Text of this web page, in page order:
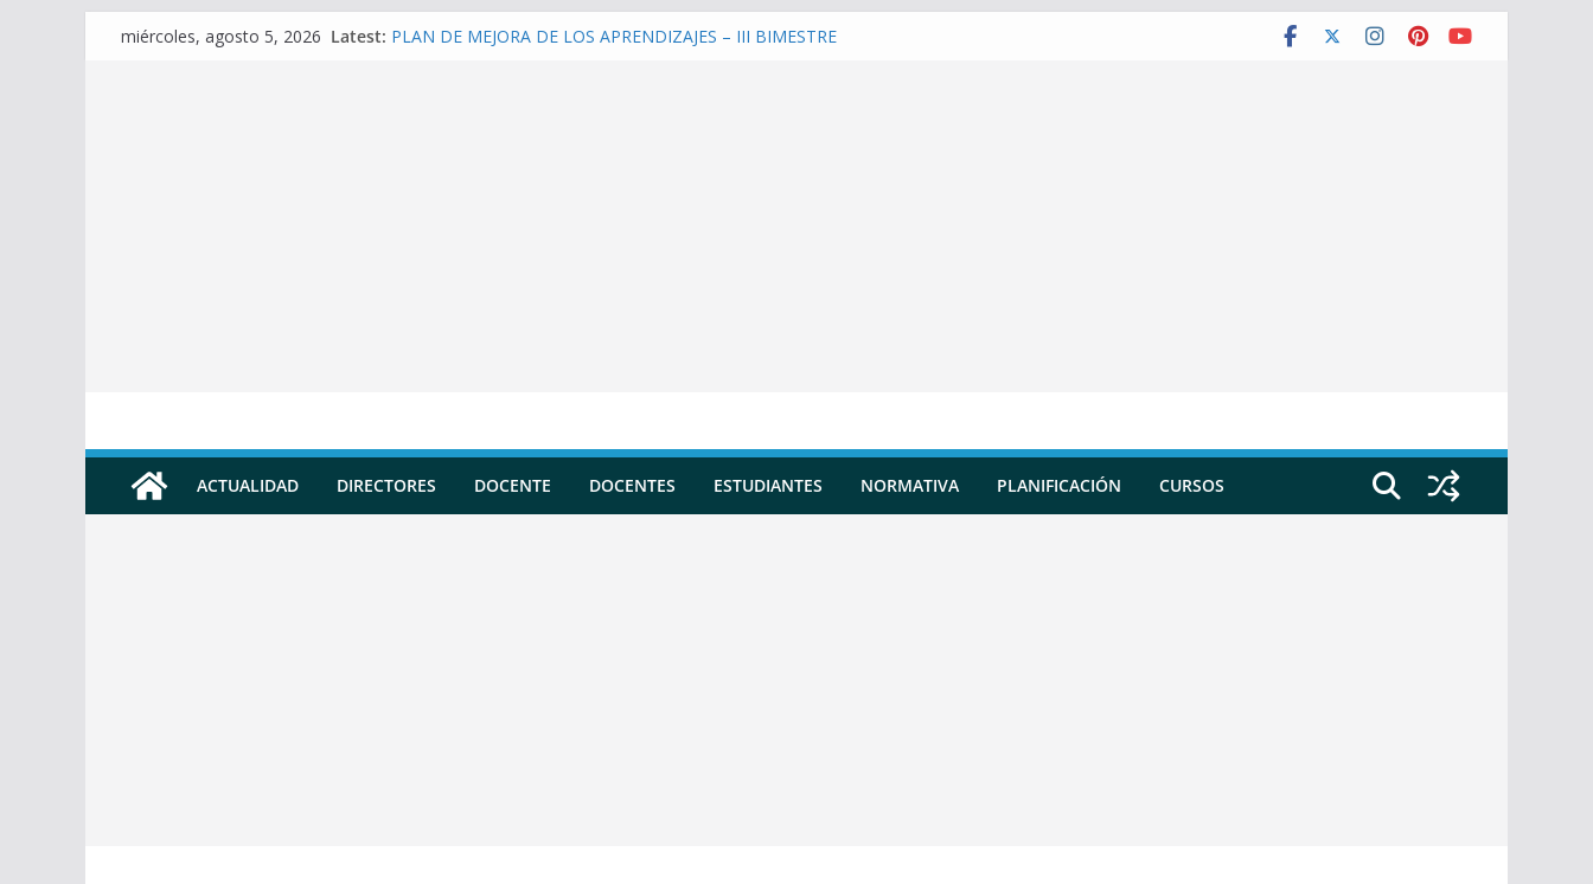
Skipmiércoles, agosto 5, 2026 Latest: PLAN DE MEJORA DE LOS APRENDIZAJES – III BIMESTRE
ACTUALIDAD DIRECTORES DOCENTE DOCENTES ESTUDIANTES NORMATIVA PLANIFICACIÓN CURSOS